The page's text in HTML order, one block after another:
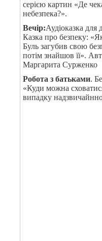
серією картин «Де
небезпека?».
Вечір:Аудіоказка для
Казка про безпеку:
Буль загубив свою
потім знайшов її».
Маргарита Сурженко
Робота з батьками.
«Куди можна
випадку